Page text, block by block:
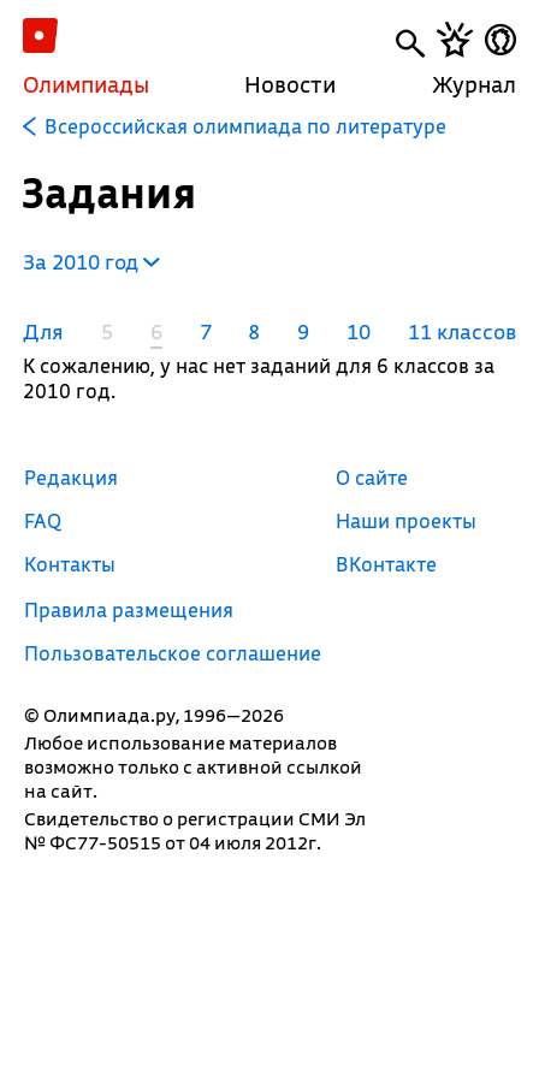
Олимпиады Новости Журнал
Всероссийская олимпиада по литературе
Задания
За 2010 год
Для 5 6 7 8 9 10 11 классов
К сожалению, у нас нет заданий для 6 классов за
2010 год.
© Олимпиада.ру, 1996—2026
Любое использование материалов
возможно только с активной ссылкой
на сайт.
Свидетельство о регистрации СМИ Эл
№ ФС77-50515 от 04 июля 2012г.
Редакция
FAQ
Контакты
Правила размещения
Пользовательское соглашение
О сайте
Наши проекты
ВКонтакте